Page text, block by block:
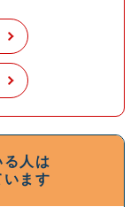
人は
います